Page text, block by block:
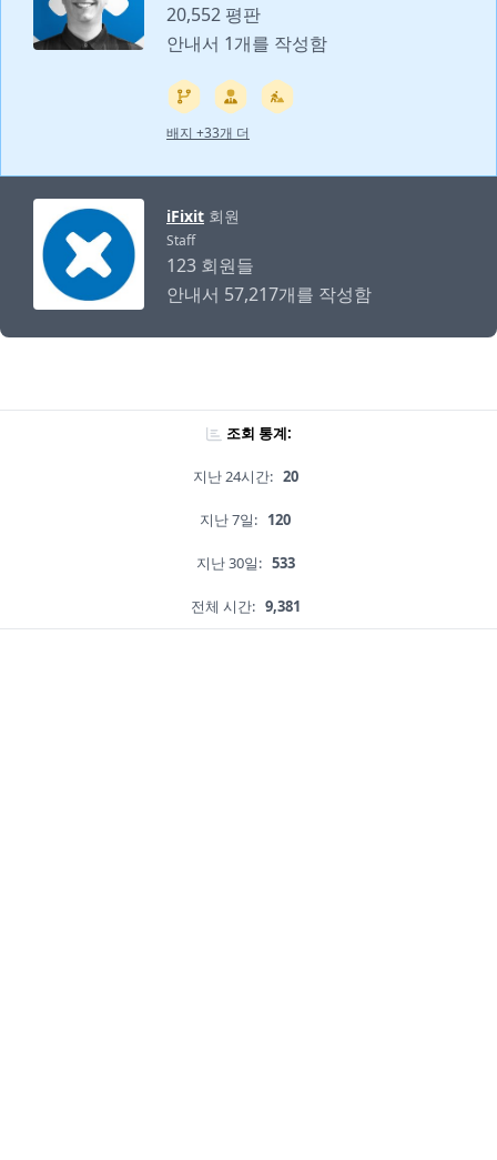
20,552 평판
안내서 1개를 작성함
배지 +33개 더
iFixit 회원
Staff
123 회원들
안내서 57,217개를 작성함
조회 통계:
지난 24시간: 20
지난 7일: 120
지난 30일: 533
전체 시간: 9,381